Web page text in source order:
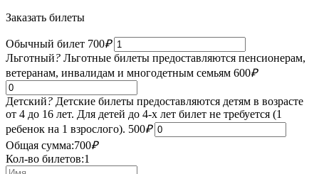
Заказать билеты
Обычный билет 700₽
Льготный? Льготные билеты предоставляются пенсионерам,
ветеранам, инвалидам и многодетным семьям 600₽
Детский? Детские билеты предоставляются детям в возрасте
от 4 до 16 лет. Для детей до 4-х лет билет не требуется (1
ребенок на 1 взрослого). 500₽
Общая сумма:700₽
Кол-во билетов:1